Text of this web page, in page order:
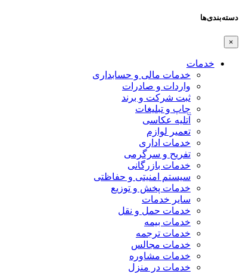
دسته‌بندی‌ها
×
خدمات
خدمات مالی و حسابداری
واردات و صادرات
ثبت شرکت و برند
چاپ و تبلیغات
آتلیه عکاسی
تعمیر لوازم
خدمات اداری
تفریح و سرگرمی
خدمات بازرگانی
سیستم امنیتی و حفاظتی
خدمات پخش و توزیع
سایر خدمات
خدمات حمل و نقل
خدمات بیمه
خدمات ترجمه
خدمات مجالس
خدمات مشاوره
خدمات در منزل